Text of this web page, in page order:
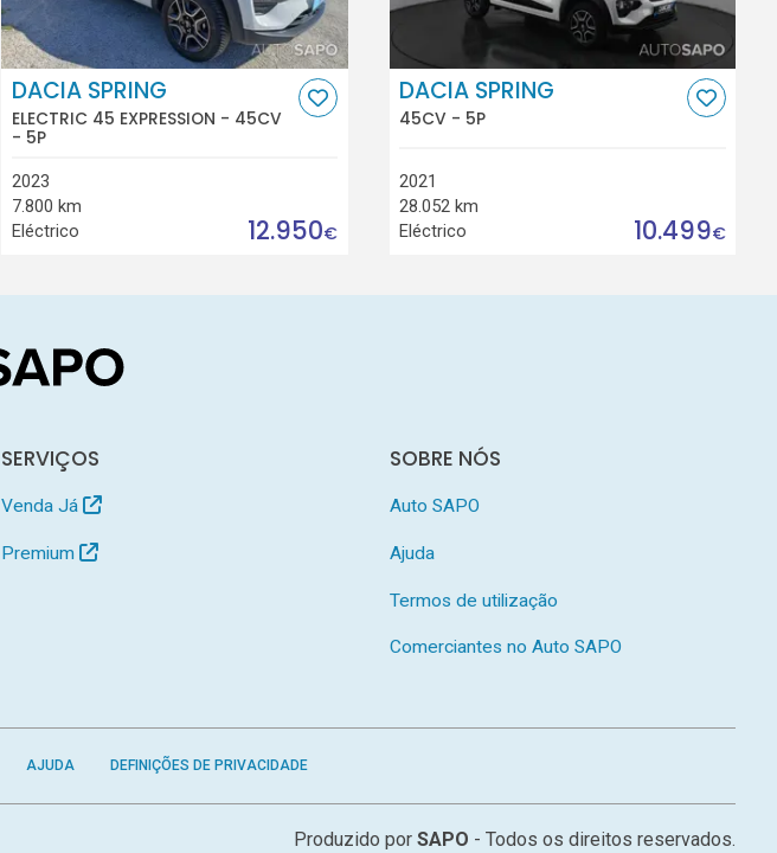
DACIA SPRING
ELECTRIC 45 EXPRESSION - 45CV
- 5P
2023
7.800 km
Eléctrico
12.950€
DACIA SPRING
45CV - 5P
2021
28.052 km
Eléctrico
10.499€
SERVIÇOS
Venda Já
Premium
SOBRE NÓS
Auto SAPO
Ajuda
Termos de utilização
Comerciantes no Auto SAPO
AJUDA DEFINIÇÕES DE PRIVACIDADE
Produzido porSAPO - Todos os direitos reservados.